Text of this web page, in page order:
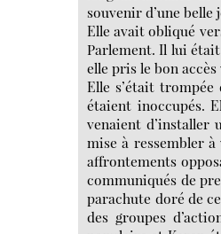
souvenir d’une belle
Elle avait obliqué
Parlement. Il lui
elle pris le bon
Elle s’était
étaient inoccupés.
venaient d’installer
mise à ressembler
affrontements
communiqués de
parachute doré de
des groupes